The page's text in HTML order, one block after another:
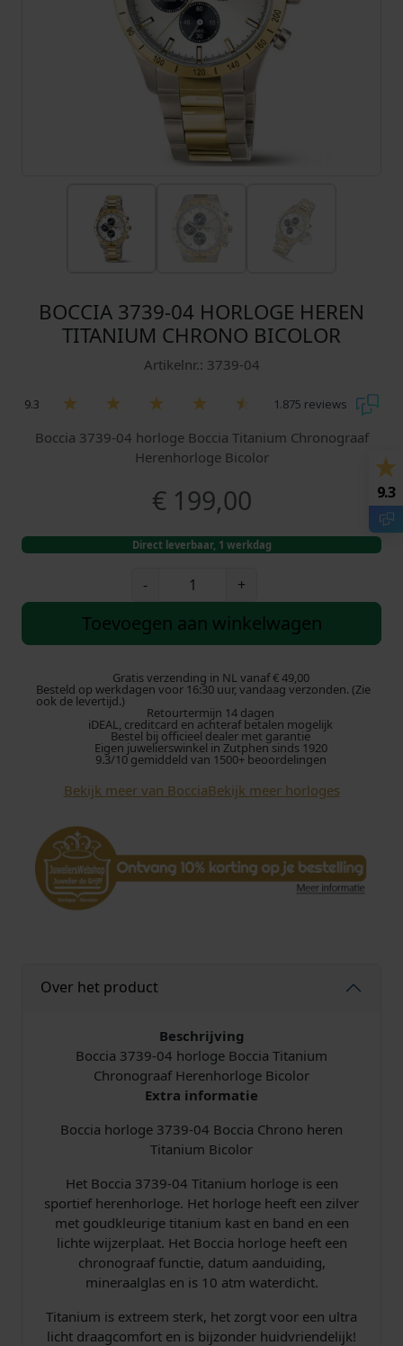
BOCCIA 3739-04 HORLOGE HEREN
TITANIUM CHRONO BICOLOR
Artikelnr.: 3739-04
9.3 1.875 reviews
Boccia 3739-04 horloge Boccia Titanium Chronograaf
Herenhorloge Bicolor
€199,00
Direct leverbaar, 1 werkdag
-
c
a
3
3
9
0
o
r
e
n
t
a
u
m
C
h
r
o
n
+
Toevoegen aan winkelwagen
Gratis verzending in NL vanaf € 49,00
Besteld op werkdagen voor 16:30 uur, vandaag verzonden. (Zie
ook de levertijd.)
Retourtermijn 14 dagen
iDEAL, creditcard en achteraf betalen mogelijk
Bestel bij officieel dealer met garantie
Eigen juwelierswinkel in Zutphen sinds 1920
9.3/10 gemiddeld van 1500+ beoordelingen
Bekijk meer van BocciaBekijk meer horloges
Over het product
Beschrijving
Boccia 3739-04 horloge Boccia Titanium
Chronograaf Herenhorloge Bicolor
Extra informatie
Boccia horloge 3739-04 Boccia Chrono heren
Titanium Bicolor
Het Boccia 3739-04 Titanium horloge is een
sportief herenhorloge. Het horloge heeft een zilver
met goudkleurige titanium kast en band en een
lichte wijzerplaat. Het Boccia horloge heeft een
chronograaf functie, datum aanduiding,
mineraalglas en is 10 atm waterdicht.
Titanium is extreem sterk, het zorgt voor een ultra
licht draagcomfort en is bijzonder huidvriendelijk!
9.3